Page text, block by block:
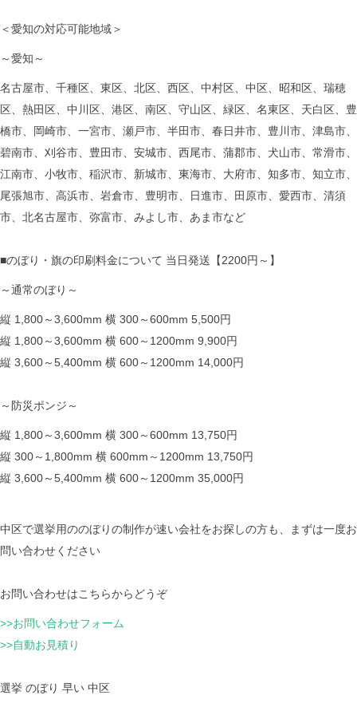
＜愛知の対応可能地域＞
～愛知～
名古屋市、千種区、東区、北区、西区、中村区、中区、昭和区、瑞穂
区、熱田区、中川区、港区、南区、守山区、緑区、名東区、天白区、豊
橋市、岡崎市、一宮市、瀬戸市、半田市、春日井市、豊川市、津島市、
碧南市、刈谷市、豊田市、安城市、西尾市、蒲郡市、犬山市、常滑市、
江南市、小牧市、稲沢市、新城市、東海市、大府市、知多市、知立市、
尾張旭市、高浜市、岩倉市、豊明市、日進市、田原市、愛西市、清須
市、北名古屋市、弥富市、みよし市、あま市など
■のぼり・旗の印刷料金について 当日発送【2200円～】
～通常のぼり～
縦 1,800～3,600mm 横 300～600mm 5,500円
縦 1,800～3,600mm 横 600～1200mm 9,900円
縦 3,600～5,400mm 横 600～1200mm 14,000円
～防災ポンジ～
縦 1,800～3,600mm 横 300～600mm 13,750円
縦 300～1,800mm 横 600mm～1200mm 13,750円
縦 3,600～5,400mm 横 600～1200mm 35,000円
中区で選挙用ののぼりの制作が速い会社をお探しの方も、まずは一度お
問い合わせください
お問い合わせはこちらからどうぞ
>>お問い合わせフォーム
>>自動お見積り
選挙 のぼり 早い 中区